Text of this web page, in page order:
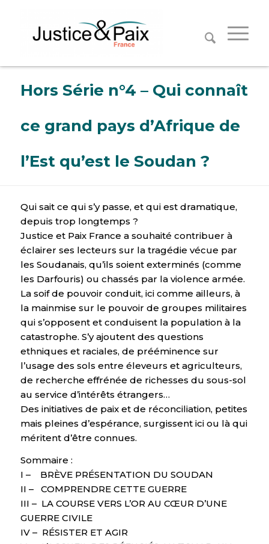
Hors Série n°4 – Qui connaît
ce grand pays d’Afrique de
l’Est qu’est le Soudan ?
Qui sait ce qui s’y passe, et qui est dramatique,
depuis trop longtemps ?
Justice et Paix France a souhaité contribuer à
éclairer ses lecteurs sur la tragédie vécue par
les Soudanais, qu’ils soient exterminés (comme
les Darfouris) ou chassés par la violence armée.
La soif de pouvoir conduit, ici comme ailleurs, à
la mainmise sur le pouvoir de groupes militaires
qui s’opposent et conduisent la population à la
catastrophe. S’y ajoutent des questions
ethniques et raciales, de prééminence sur
l’usage des sols entre éleveurs et agriculteurs,
de recherche effrénée de richesses du sous-sol
au service d’intérêts étrangers…
Des initiatives de paix et de réconciliation, petites
mais pleines d’espérance, surgissent ici ou là qui
méritent d’être connues.
Sommaire :
I – BRÈVE PRÉSENTATION DU SOUDAN
II – COMPRENDRE CETTE GUERRE
III – LA COURSE VERS L’OR AU CŒUR D’UNE
GUERRE CIVILE
IV – RÉSISTER ET AGIR